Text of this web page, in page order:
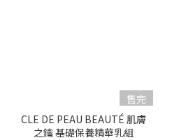
售完
CLE DE PEAU BEAUTÉ 肌膚
之鑰 基礎保養精華乳組